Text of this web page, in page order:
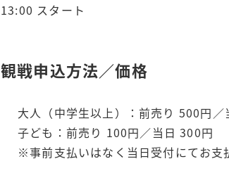
13:00 スタート
観戦申込方法／価格
大人（中学生以上）：前売り 500円／
子ども：前売り 100円／当日 300円
※事前支払いはなく当日受付にてお支